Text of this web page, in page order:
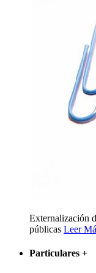
Externalización
públicas Leer
Particulares +